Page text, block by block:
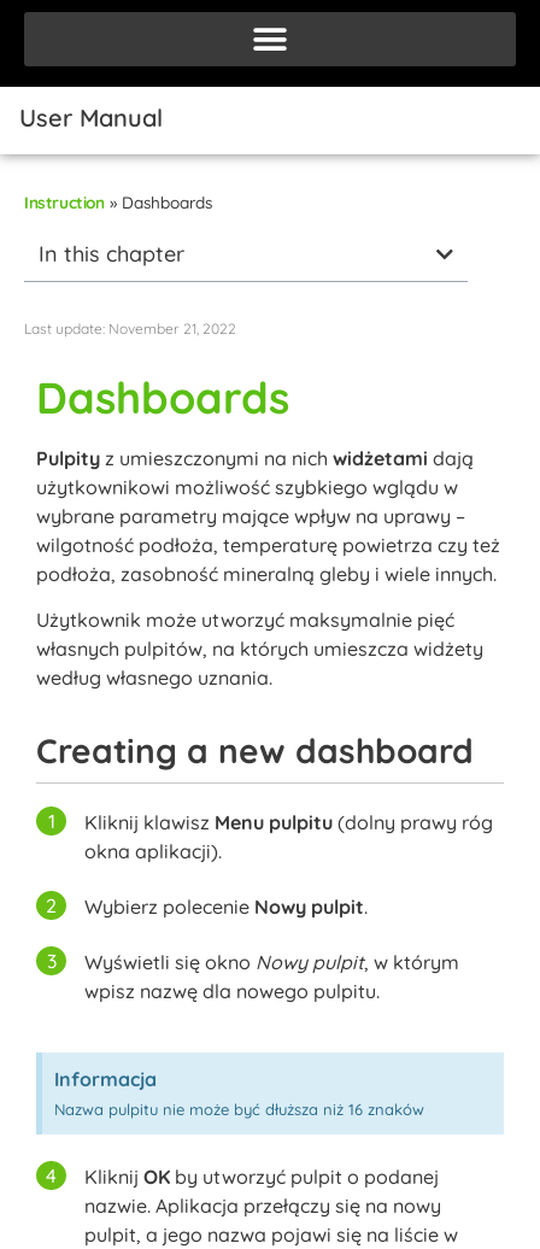
User Manual
Instruction» Dashboards
In this chapter
Last update: November 21, 2022
Dashboards
Pulpity z umieszczonymi na nich widżetami dają
użytkownikowi możliwość szybkiego wglądu w
wybrane parametry mające wpływ na uprawy –
wilgotność podłoża, temperaturę powietrza czy też
podłoża, zasobność mineralną gleby i wiele innych.
Użytkownik może utworzyć maksymalnie pięć
własnych pulpitów, na których umieszcza widżety
według własnego uznania.
Creating a new dashboard
Kliknij klawisz Menu pulpitu (dolny prawy róg
okna aplikacji).
Wybierz polecenie Nowy pulpit.
Wyświetli się okno Nowy pulpit, w którym
wpisz nazwę dla nowego pulpitu.
Informacja
Nazwa pulpitu nie może być dłuższa niż 16 znaków
Kliknij OK by utworzyć pulpit o podanej
nazwie. Aplikacja przełączy się na nowy
pulpit, a jego nazwa pojawi się na liście w